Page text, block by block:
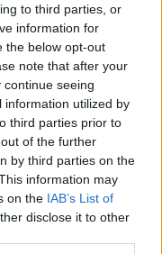
to third parties, or
information for
the below opt-out
note that after your
seeing
information utilized by
third parties prior to
of the further
by third parties on the
information may
on the IAB’s List of
disclose it to other
helyen lépnek
a győri Audi-gyár
leállítják,
operáció. A jelenlegi
a magyar,
a Magyar Suzuki